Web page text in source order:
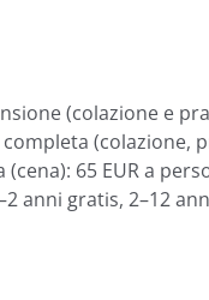
(colazione e
completa (colazione,
(cena): 65 EUR a
anni gratis, 2–12